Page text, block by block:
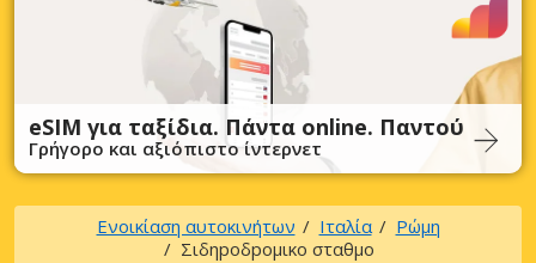
eSIM για ταξίδια. Πάντα online. Παντού
Γρήγορο και αξιόπιστο ίντερνετ
Ενοικίαση αυτοκινήτων Ιταλία
Ρώμη
Σιδηpoδpoμικo σταθμo